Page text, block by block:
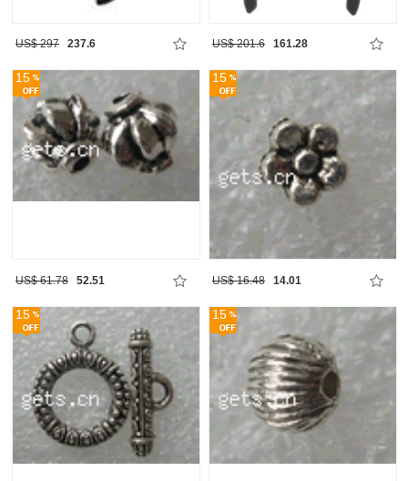
US$ 297 237.6 US$ 201.6 161.28
15
US$ 61.78 52.51
15
US$ 16.48 14.01
15 15